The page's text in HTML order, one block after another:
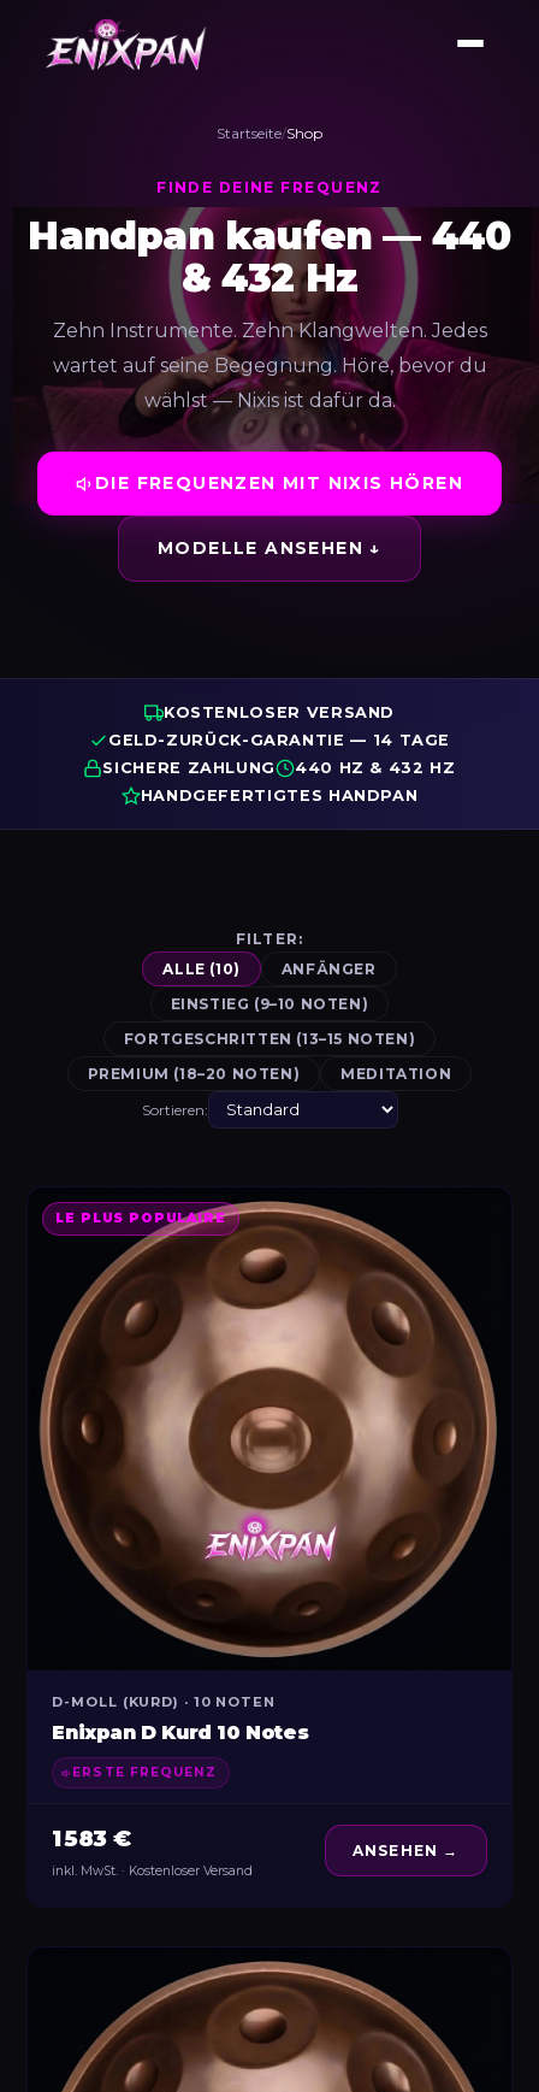
Startseite/Shop
FINDE DEINE FREQUENZ
Handpan kaufen — 440
& 432 Hz
Zehn Instrumente. Zehn Klangwelten. Jedes
wartet auf seine Begegnung. Höre, bevor du
wählst — Nixis ist dafür da.
DIE FREQUENZEN MIT NIXIS HÖREN
MODELLE ANSEHEN ↓
KOSTENLOSER VERSAND
GELD-ZURÜCK-GARANTIE — 14 TAGE
SICHERE ZAHLUNG
440 HZ & 432 HZ
HANDGEFERTIGTES HANDPAN
FILTER:
ALLE (10)
ANFÄNGER
EINSTIEG (9–10 NOTEN)
FORTGESCHRITTEN (13–15 NOTEN)
PREMIUM (18–20 NOTEN)
MEDITATION
Sortieren:
LE PLUS POPULAIRE
D-MOLL (KURD) · 10 NOTEN
Enixpan D Kurd 10 Notes
ERSTE FREQUENZ
1 583 €
inkl. MwSt. · Kostenloser Versand
ANSEHEN →